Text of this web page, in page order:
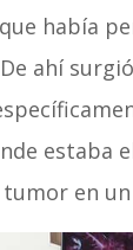
había
ahí
estaba
en